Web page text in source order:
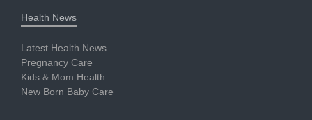
Health News
Latest Health News
Pregnancy Care
Kids & Mom Health
New Born Baby Care